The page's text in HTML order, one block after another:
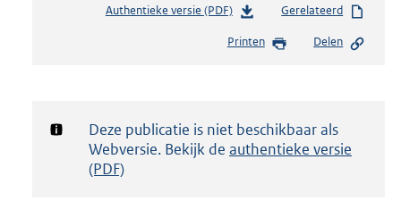
Authentieke versie (PDF)b
s
d
g
Gerelateerd
Printen Delen
Notificatie:
Deze publicatie is niet beschikbaar als
Webversie. Bekijk de authentieke versie
(PDF)